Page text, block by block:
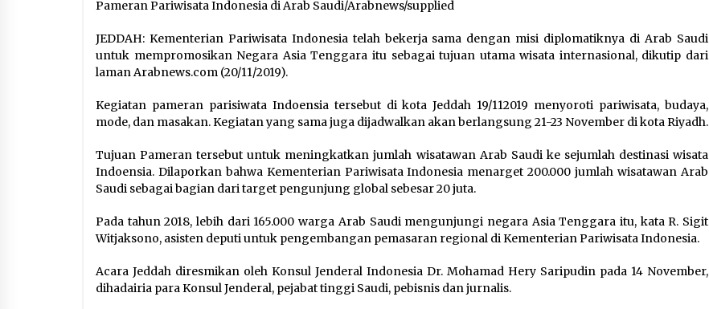
Dirjen Bina Penyelenggaraan Haji
Tegaskan PPIH Harus Deliver
Services kepada Jemaah
Pelunasan Haji Khusus Tahap III
Ditutup, Serapan Kuota Capai
Pameran Pariwisata Indonesia di Arab Saudi/Arabnews/supplied
JEDDAH: Kementerian Pariwisata Indonesia telah bekerja sama dengan misi diplomatiknya di Arab Saudi
untuk mempromosikan Negara Asia Tenggara itu sebagai tujuan utama wisata internasional, dikutip dari
laman Arabnews.com (20/11/2019).
Kegiatan pameran parisiwata Indoensia tersebut di kota Jeddah 19/112019 menyoroti pariwisata, budaya,
mode, dan masakan. Kegiatan yang sama juga dijadwalkan akan berlangsung 21-23 November di kota Riyadh.
Tujuan Pameran tersebut untuk meningkatkan jumlah wisatawan Arab Saudi ke sejumlah destinasi wisata
Indoensia. Dilaporkan bahwa Kementerian Pariwisata Indonesia menarget 200.000 jumlah wisatawan Arab
Saudi sebagai bagian dari target pengunjung global sebesar 20 juta.
Pada tahun 2018, lebih dari 165.000 warga Arab Saudi mengunjungi negara Asia Tenggara itu, kata R. Sigit
Witjaksono, asisten deputi untuk pengembangan pemasaran regional di Kementerian Pariwisata Indonesia.
Acara Jeddah diresmikan oleh Konsul Jenderal Indonesia Dr. Mohamad Hery Saripudin pada 14 November,
dihadairia para Konsul Jenderal, pejabat tinggi Saudi, pebisnis dan jurnalis.